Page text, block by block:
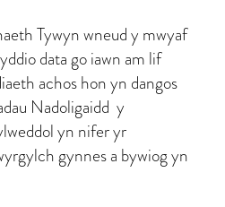
Tywyn wneud y mwyaf
data go iawn am lif
achos hon yn dangos
Nadoligaidd y
yn nifer yr
gynnes a bywiog yn